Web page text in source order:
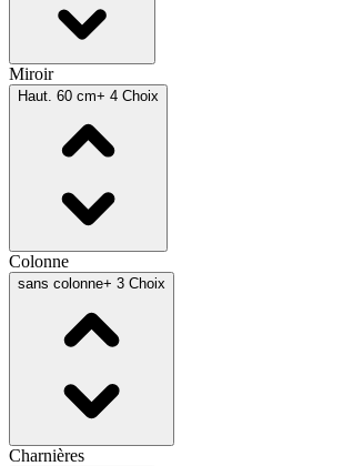
Miroir
Haut. 60 cm+ 4 Choix
Colonne
sans colonne+ 3 Choix
Charnières